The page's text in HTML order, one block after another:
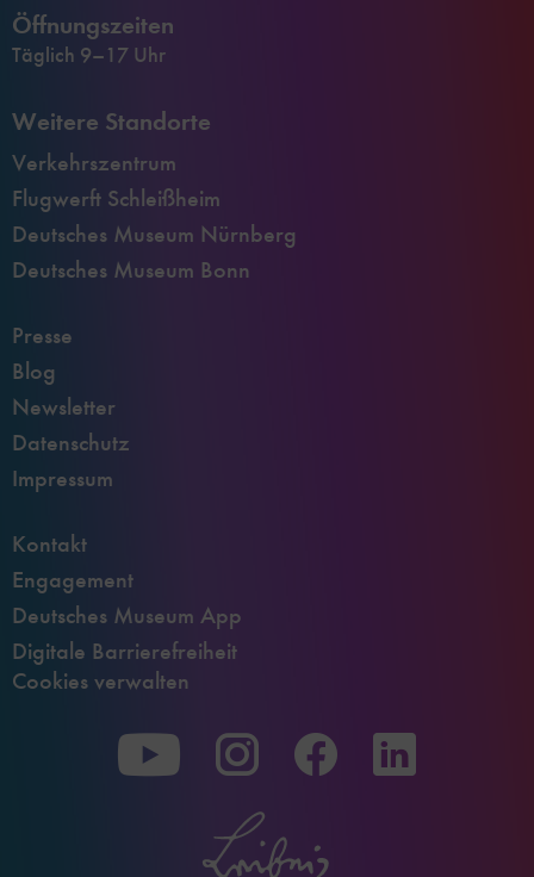
Öffnungszeiten
Täglich 9–17 Uhr
Weitere Standorte
Verkehrszentrum
Flugwerft Schleißheim
Deutsches Museum Nürnberg
Deutsches Museum Bonn
Presse
Blog
Newsletter
Datenschutz
Impressum
Kontakt
Engagement
Deutsches Museum App
Digitale Barrierefreiheit
Cookies verwalten
Zu
unserer
Youtube-
Seite
Zu
unserer
Instagram-
Seite
Zu
unserer